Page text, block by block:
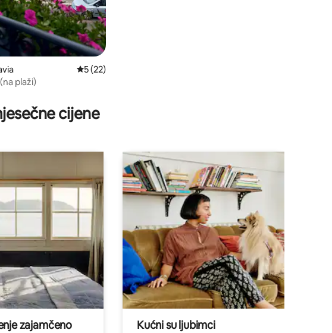
43
Prosječna ocjena: 5/5, recenzija: 22
5 (22)
plaži)
cijene
zajamčeno
Kućni su ljubimci